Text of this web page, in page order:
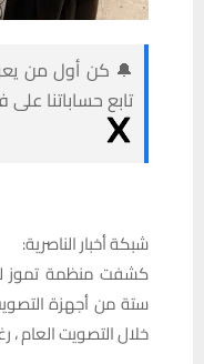
🔔 كن أول من
تابع حساباتنا
شبكة أخبار الناصرية:
كشفت منظمة تموز
ستة من أجهزة
خلال التصويت العام